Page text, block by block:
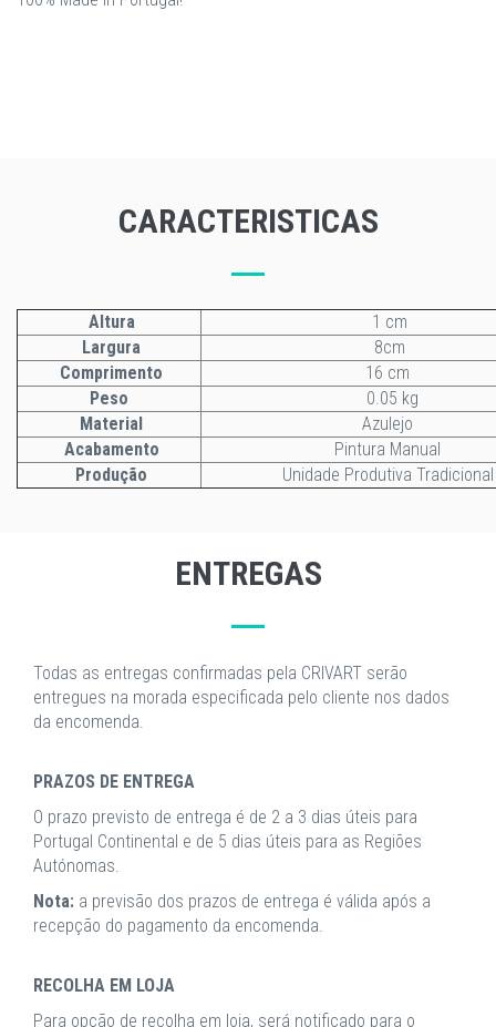
CARACTERISTICAS
Altura
1 cm
Largura
8cm
Comprimento
16 cm
Peso
0.05 kg
Material
Azulejo
Acabamento
Pintura Manual
Produção
Unidade Produtiva Tradicional
ENTREGAS
Todas as entregas confirmadas pela CRIVART serão
entregues na morada especificada pelo cliente nos dados
da encomenda.
PRAZOS DE ENTREGA
O prazo previsto de entrega é de 2 a 3 dias úteis para
Portugal Continental e de 5 dias úteis para as Regiões
Autónomas.
Nota: a previsão dos prazos de entrega é válida após a
recepção do pagamento da encomenda.
RECOLHA EM LOJA
Para opção de recolha em loja, será notificado para o